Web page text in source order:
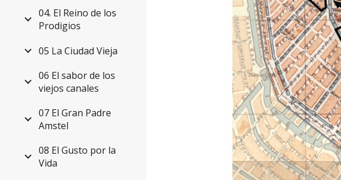
04. El Reino de los
Prodigios
05 La Ciudad Vieja
06 El sabor de los
viejos canales
07 El Gran Padre
Amstel
08 El Gusto por la
Vida